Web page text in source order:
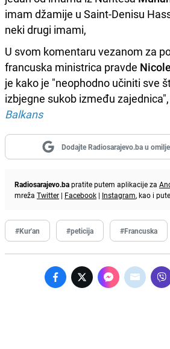
imam džamije u Saint-Denisu
neki drugi imami,
U svom komentaru vezanom za
francuska ministrica pravde
je kako je "neophodno učiniti sve
izbjegne sukob između
Balkans
Dodajte Radiosarajevo.ba u
Radiosarajevo.bapratite putem aplikacije za
mreža Twitter | Facebook | Instagram, kao i
#Kur'an #peticija #Francuska